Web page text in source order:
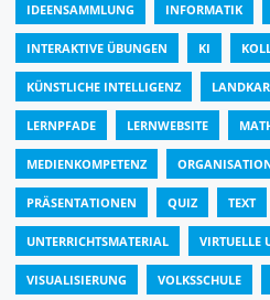
IDEENSAMMLUNG INFORMATIK
INTERAKTIVE ÜBUNGEN KI
KÜNSTLICHE INTELLIGENZ
LERNPFADE LERNWEBSITE
MEDIENKOMPETENZ
PRÄSENTATIONEN QUIZ TEXT
UNTERRICHTSMATERIAL VIRTUELLE
VISUALISIERUNG VOLKSSCHULE